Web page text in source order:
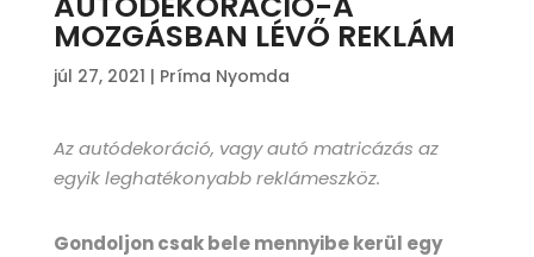
MOZGÁSBAN LÉVŐ REKLÁM
júl 27, 2021 | Príma Nyomda
Az autódekoráció, vagy autó matricázás az
egyik leghatékonyabb reklámeszköz.
Gondoljon csak bele mennyibe kerül egy